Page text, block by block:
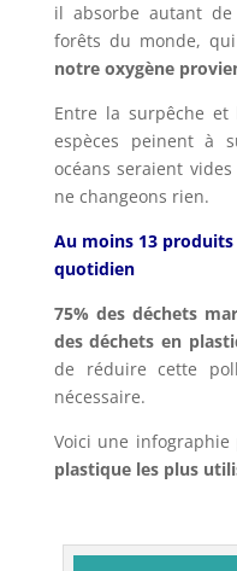
il absorbe autant de
forêts du monde,
notre oxygène
Entre la surpêche
espèces peinent à
océans seraient
ne changeons rien.
Au moins 13
quotidien
75% des déchets
des déchets en
de réduire cette
nécessaire.
Voici une infographie
plastique les plus